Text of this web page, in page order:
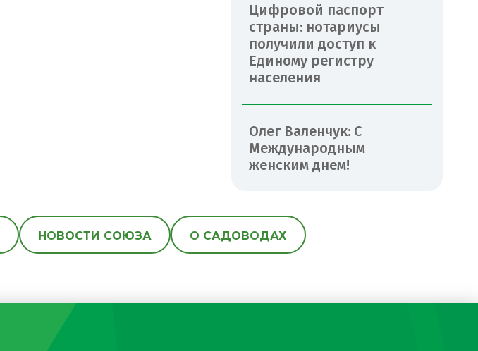
Цифровой паспорт
страны: нотариусы
получили доступ к
Единому регистру
населения
Олег Валенчук: С
Международным
женским днем!
НОВОСТИ СОЮЗА О САДОВОДАХ